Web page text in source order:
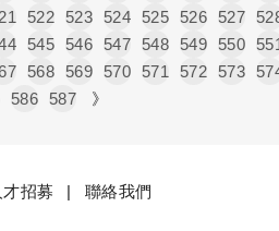
522 523 524 525 526 527
545 546 547 548 549 550
568 569 570 571 572 573
586 587 》
才招募 聯絡我們